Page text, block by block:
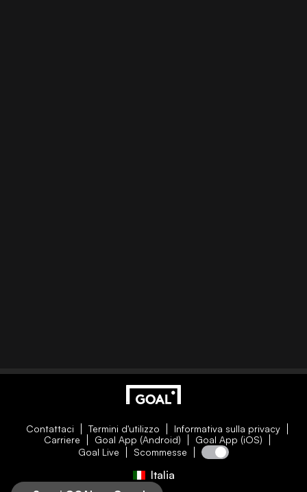
Contattaci Termini d'utilizzo
Informativa sulla privacy
Carriere
Goal App (Android)
Goal App (iOS)
Goal Live
Scommesse
Italia